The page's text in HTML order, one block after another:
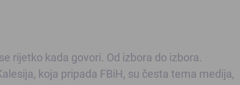
rijetko kada govori. Od izbora do izbora.
koja pripada FBiH, su česta tema medija,